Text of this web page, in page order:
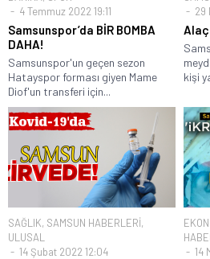
4 Temmuz 2022 19:11
Samsunspor’da BİR BOMBA
DAHA!
Samsunspor'un geçen sezon
Hatayspor forması giyen Mame
Diof'un transferi için...
29
kişi
SAĞLIK, SAMSUN HABERLERİ,
ULUSAL
14 Şubat 2022 12:04
14